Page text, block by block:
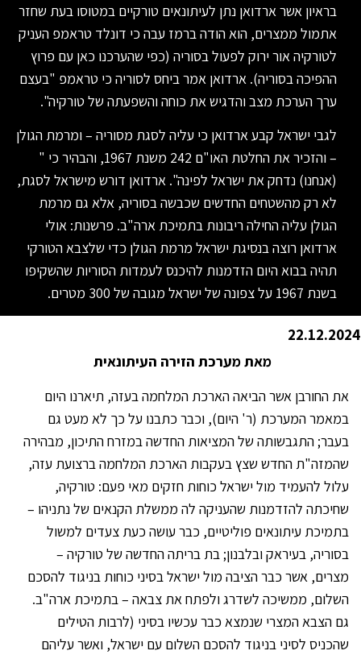
בראיון אשר ארדואן נתן לעיתונאים טורקיים במטוסו בעת שחזר
אתמול ממצרים, הוא הודה ברמז עבה כי דונלד טראמפ העניק
לטורקיה אור ירוק לפעול בסוריה (כפי שהערכנו כאן עם פרוץ
ההפיכה בסוריה). ארדואן אמר ביחס לסוריה כי טראמפ "בעצם
ערך הערכת מצב והדגיש את כוחה והשפעתה של טורקיה".
לגבי ישראל קבע ארדואן כי עליה לסגת מסוריה – ומרמת הגולן
– והזכיר את החלטת האו"ם 242 משנת 1967, והבהיר כי "
(אנחנו) נדחק את ישראל לפינה". ארדואן דורש מישראל לסגת,
לא רק מהשטחים החדשים שכבשה בסוריה, אלא גם מרמת
הגולן עליה החילה ריבונות בתמיכת ארה"ב. פרשנות: אולי
ארדואן רוצה בנסיגת ישראל מרמת הגולן כדי שלצבא הטורקי
תהיה בבוא היום הזדמנות להיכנס לעמדות הסוריות שהשקיפו
בשנת 1967 על צפונה של ישראל מגובה של 300 מטרים.
22.12.2024
מאת מערכת הזירה העיתונאית
את החורבן אשר הביאה הארכת המלחמה בעזה, תיארנו היום
במאמר המערכת (ר' היום), וכבר כתבנו על כך לא מעט גם
בעבר; התגבשותה של המציאות החדשה במזרח התיכון, מבהירה
שהמזה"ת החדש שצץ בעקבות הארכת המלחמה ברצועת עזה,
עלול להעמיד מול ישראל כוחות חזקים מאי פעם: טורקיה,
שחיכתה להזדמנות שהעניקה לה ממשלת הקנאים של נתניהו –
בתמיכת עיתונאים פוליטיים, כבר עושה כעת צעדים למשול
בסוריה, בעיראק ובלבנון; בת בריתה החדשה של טורקיה –
מצרים, אשר כבר הציבה מול ישראל בסיני כוחות בניגוד להסכם
השלום, ממשיכה לשדרג ולפתח את צבאה – בתמיכת ארה"ב.
גם הצבא המצרי שנמצא כבר עכשיו בסיני (לרבות הטילים
שהכניס לסיני בניגוד להסכם השלום עם ישראל, ואשר עליהם